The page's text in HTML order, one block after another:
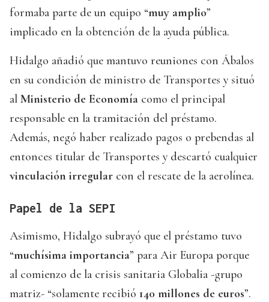
formaba parte de un equipo “muy amplio”
implicado en la obtención de la ayuda pública.
Hidalgo añadió que mantuvo reuniones con Ábalos
en su condición de ministro de Transportes y situó
al Ministerio de Economía como el principal
responsable en la tramitación del préstamo.
Además, negó haber realizado pagos o prebendas al
entonces titular de Transportes y descartó cualquier
vinculación irregular con el rescate de la aerolínea.
Papel de la SEPI
Asimismo, Hidalgo subrayó que el préstamo tuvo
“muchísima importancia” para Air Europa porque
al comienzo de la crisis sanitaria Globalia -grupo
matriz- “solamente recibió 140 millones de euros”.